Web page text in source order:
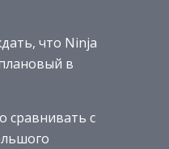
что Ninja
в
сравнивать с